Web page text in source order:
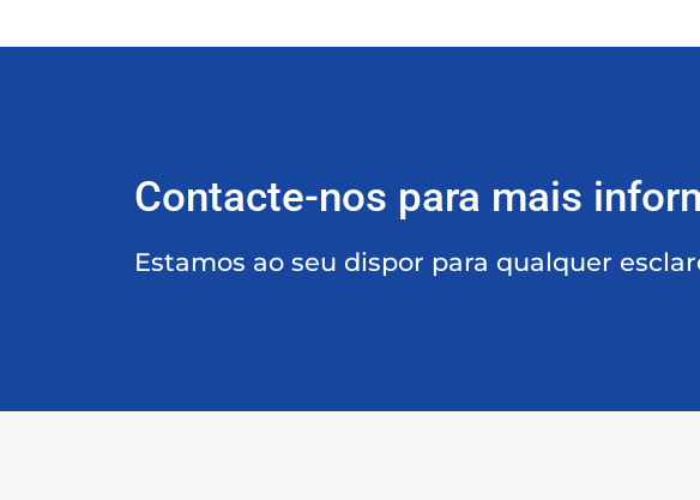
Contacte-nos para mais
Estamos ao seu dispor para qualquer